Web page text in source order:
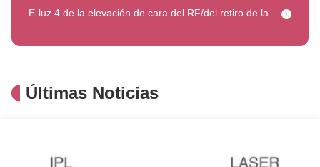
El Ce portátil aprobó la máquina fraccionaria 2 del laser del CO2 en 1 piel del sistema que volvía a allanar la máquina
Últimas Noticias